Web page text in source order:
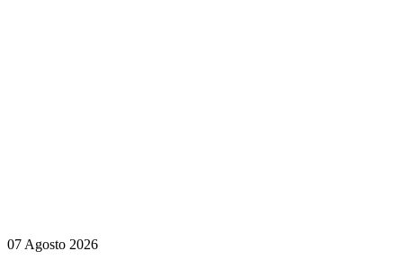
07 Agosto 2026